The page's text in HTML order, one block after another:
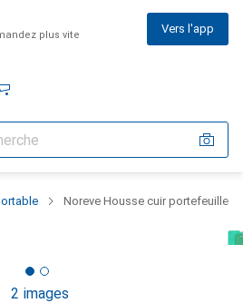
plus vite Vers l'app
Noreve Housse cuir portefeuille
2 images